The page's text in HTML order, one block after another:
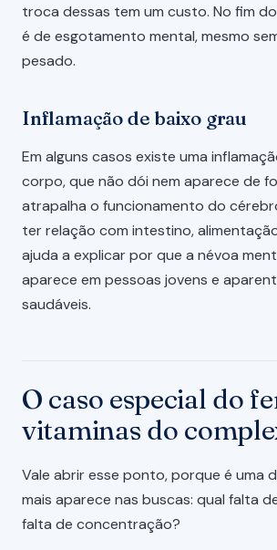
troca dessas tem um custo. No fim
é de esgotamento mental, mesmo
pesado.
Inflamação de baixo grau
Em alguns casos existe uma
corpo, que não dói nem aparece de
atrapalha o funcionamento do
ter relação com intestino,
ajuda a explicar por que a névoa
aparece em pessoas jovens e
saudáveis.
O caso especial do
vitaminas do
Vale abrir esse ponto, porque é uma
mais aparece nas buscas: qual falta
falta de concentração?